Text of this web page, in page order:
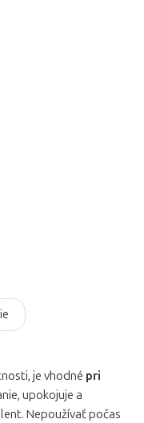
je vhodné pri
upokojuje a
Nepoužívať počas